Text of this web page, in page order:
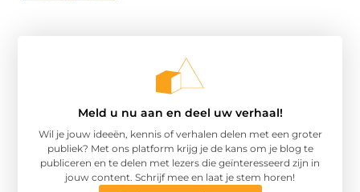
Meld u nu aan en deel uw verhaal!
Wil je jouw ideeën, kennis of verhalen delen met een groter
publiek? Met ons platform krijg je de kans om je blog te
publiceren en te delen met lezers die geïnteresseerd zijn in
jouw content. Schrijf mee en laat je stem horen!